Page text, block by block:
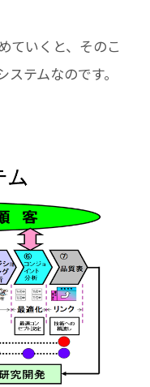
ていくと、そのこ
テムなのです。